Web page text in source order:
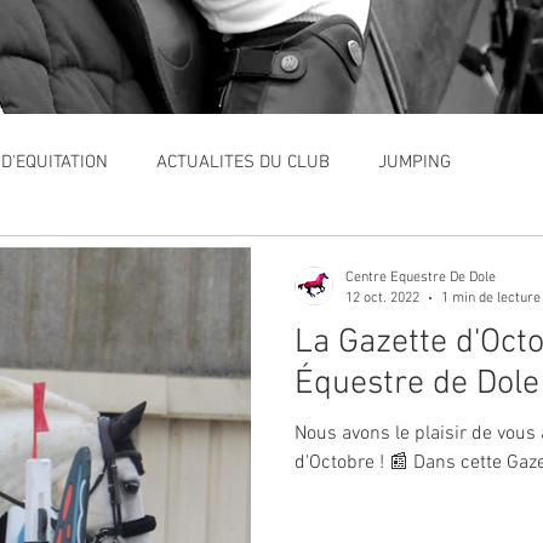
ACTUALITES DU CLUB JUMPING
GAZETTE DU CLUB
La Gazette
Équestre de Dole
Nous avons le plaisir de
d'Octobre ! 📰 Dans cette
Centre Equestre De Dole
12 oct. 2022
1 min de lecture